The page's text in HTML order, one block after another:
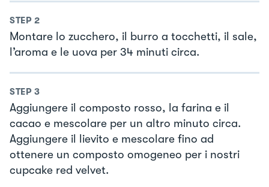
STEP 2
Montare lo zucchero, il burro a tocchetti, il sale,
l’aroma e le uova per 34 minuti circa.
STEP 3
Aggiungere il composto rosso, la farina e il
cacao e mescolare per un altro minuto circa.
Aggiungere il lievito e mescolare fino ad
ottenere un composto omogeneo per i nostri
cupcake red velvet.